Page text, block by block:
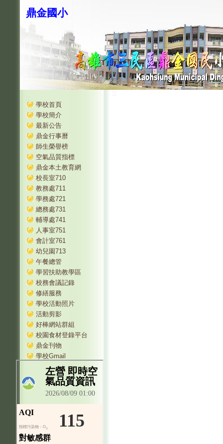
鼎金國小
:::
學校首頁
學校簡介
最新公告
鼎金行事曆
師生榮譽榜
空氣品質指標
鼎金本土教育網
校長室710
教務處711
學務處721
總務處731
輔導處741
人事室751
會計室761
幼兒園713
午餐總管
學習扶助教學區
校務會議記錄
修繕服務
學校活動照片
活動剪影
好棒網站群組
校園食材登錄平台
鼎金刊物
學校Gmail
:::